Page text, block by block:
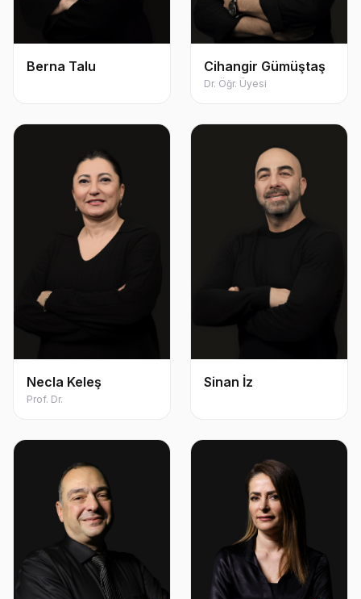
Berna Talu Cihangir Gümüştaş
Dr. Öğr. Üyesi
Necla Keleş
Prof. Dr.
Sinan İz